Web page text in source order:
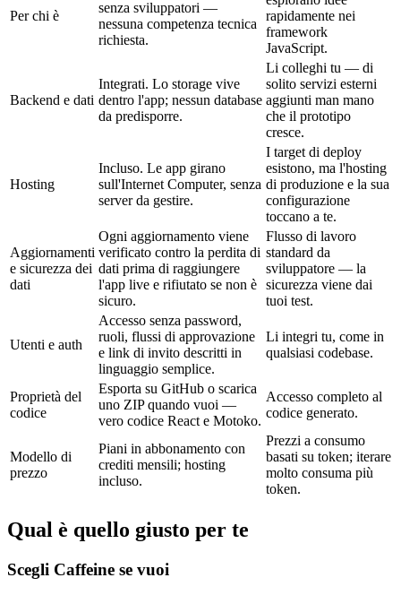
Per chi è
senza sviluppatori —
nessuna competenza tecnica
richiesta.
rapidamente nei
framework
JavaScript.
Backend e dati
Integrati. Lo storage vive
dentro l'app; nessun database
da predisporre.
Li colleghi tu — di
solito servizi esterni
aggiunti man mano
che il prototipo
cresce.
Hosting
Incluso. Le app girano
sull'Internet Computer, senza
server da gestire.
I target di deploy
esistono, ma l'hosting
di produzione e la sua
configurazione
toccano a te.
Aggiornamenti
e sicurezza dei
dati
Ogni aggiornamento viene
verificato contro la perdita di
dati prima di raggiungere
l'app live e rifiutato se non è
sicuro.
Flusso di lavoro
standard da
sviluppatore — la
sicurezza viene dai
tuoi test.
Utenti e auth
Accesso senza password,
ruoli, flussi di approvazione
e link di invito descritti in
linguaggio semplice.
Li integri tu, come in
qualsiasi codebase.
Proprietà del
codice
Esporta su GitHub o scarica
uno ZIP quando vuoi —
vero codice React e Motoko.
Accesso completo al
codice generato.
Modello di
prezzo
Piani in abbonamento con
crediti mensili; hosting
incluso.
Prezzi a consumo
basati su token; iterare
molto consuma più
token.
Qual è quello giusto per te
Scegli Caffeine se vuoi